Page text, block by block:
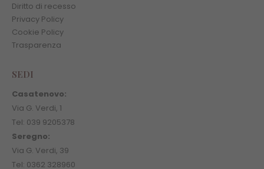
Diritto di recesso
Privacy Policy
Cookie Policy
Trasparenza
SEDI
Casatenovo:
Via G. Verdi, 1
Tel: 039 9205378
Seregno:
Via G. Verdi, 39
Tel: 0362 328960